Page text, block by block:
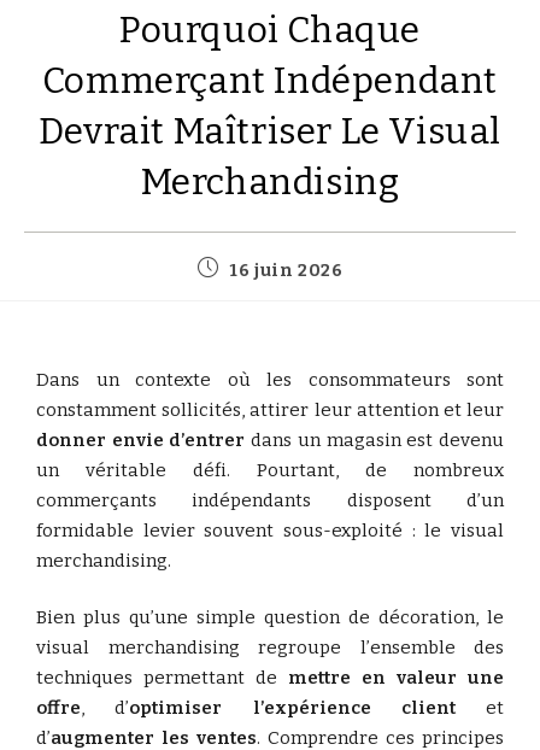
Pourquoi Chaque
Commerçant Indépendant
Devrait Maîtriser Le Visual
Merchandising
16 juin 2026
Dans un contexte où les consommateurs sont
constamment sollicités, attirer leur attention et leur
donner envie d’entrer dans un magasin est devenu
un véritable défi. Pourtant, de nombreux
commerçants indépendants disposent d’un
formidable levier souvent sous-exploité : le visual
merchandising.
Bien plus qu’une simple question de décoration, le
visual merchandising regroupe l’ensemble des
techniques permettant de mettre en valeur une
offre, d’optimiser l’expérience clientet
d’augmenter les ventes. Comprendre ces principes